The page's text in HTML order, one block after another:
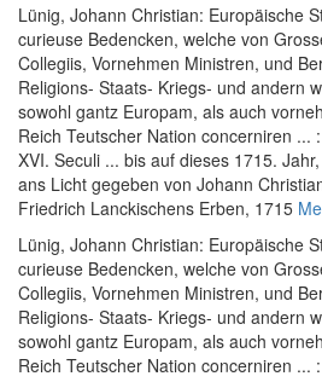
Lünig, Johann Christian: Europäische
curieuse Bedencken, welche von
Collegiis, Vornehmen Ministren, und
Religions- Staats- Kriegs- und andern
sowohl gantz Europam, als auch
Reich Teutscher Nation concerniren ...
XVI. Seculi ... bis auf dieses 1715.
ans Licht gegeben von Johann
Friedrich Lanckischens Erben, 1715
Lünig, Johann Christian: Europäische
curieuse Bedencken, welche von
Collegiis, Vornehmen Ministren, und
Religions- Staats- Kriegs- und andern
sowohl gantz Europam, als auch
Reich Teutscher Nation concerniren ...